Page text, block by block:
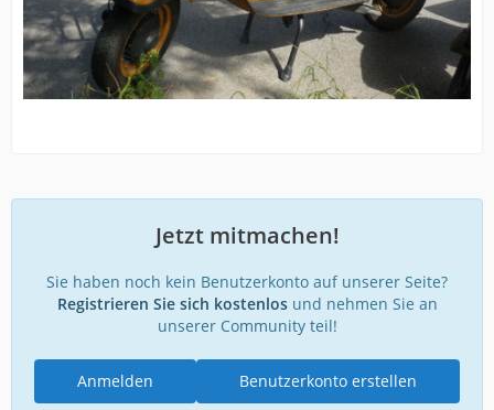
Jetzt mitmachen!
Sie haben noch kein Benutzerkonto auf unserer Seite?
Registrieren Sie sich kostenlosund nehmen Sie an
unserer Community teil!
Benutzerkonto erstellen
Anmelden